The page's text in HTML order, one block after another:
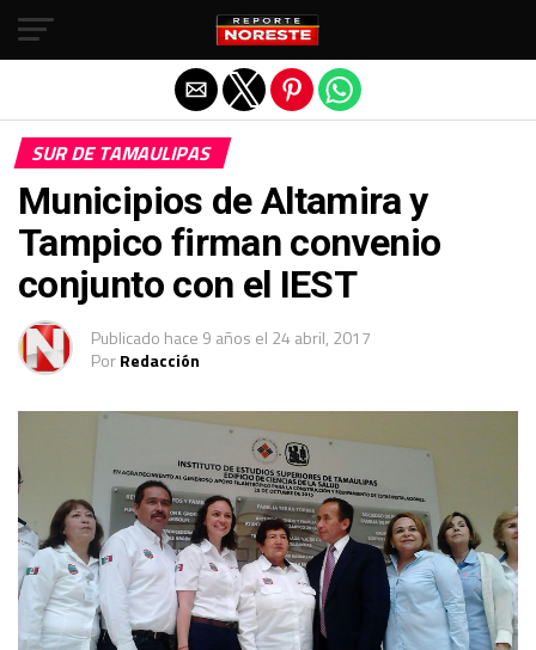
SUR DE TAMAULIPAS
Municipios de Altamira y
Tampico firman convenio
conjunto con el IEST
Publicado hace 9 años el 24 abril, 2017
PorRedacción
Salir de la versión móvil